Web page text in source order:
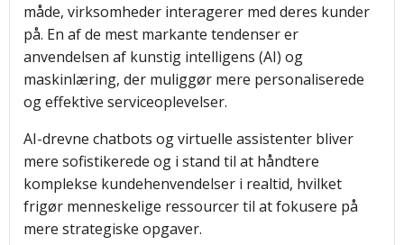
måde, virksomheder interagerer med deres kunder
på. En af de mest markante tendenser er
anvendelsen af kunstig intelligens (AI) og
maskinlæring, der muliggør mere personaliserede
og effektive serviceoplevelser.
AI-drevne chatbots og virtuelle assistenter bliver
mere sofistikerede og i stand til at håndtere
komplekse kundehenvendelser i realtid, hvilket
frigør menneskelige ressourcer til at fokusere på
mere strategiske opgaver.